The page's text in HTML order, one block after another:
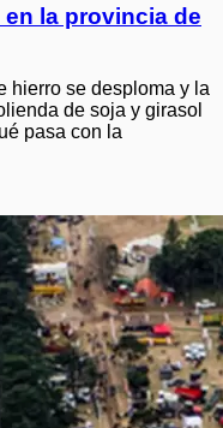
la provincia de
hierro se desploma y la
de soja y girasol
pasa con la